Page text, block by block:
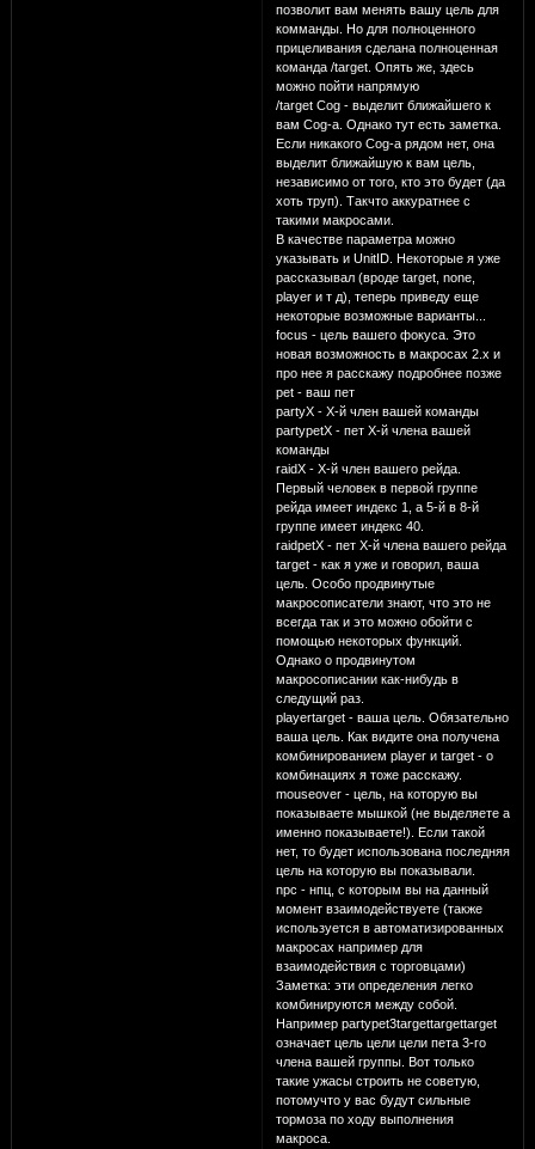
позволит вам менять вашу цель для
комманды. Но для полноценного
прицеливания сделана полноценная
команда /target. Опять же, здесь
можно пойти напрямую
/target Cog - выделит ближайшего к
вам Cog-а. Однако тут есть заметка.
Если никакого Cog-а рядом нет, она
выделит ближайшую к вам цель,
независимо от того, кто это будет (да
хоть труп). Такчто аккуратнее с
такими макросами.
В качестве параметра можно
указывать и UnitID. Некоторые я уже
рассказывал (вроде target, none,
player и т д), теперь приведу еще
некоторые возможные варианты...
focus - цель вашего фокуса. Это
новая возможность в макросах 2.х и
про нее я расскажу подробнее позже
pet - ваш пет
partyX - Х-й член вашей команды
partypetX - пет Х-й члена вашей
команды
raidX - Х-й член вашего рейда.
Первый человек в первой группе
рейда имеет индекс 1, а 5-й в 8-й
группе имеет индекс 40.
raidpetX - пет Х-й члена вашего рейда
target - как я уже и говорил, ваша
цель. Особо продвинутые
макросописатели знают, что это не
всегда так и это можно обойти с
помощью некоторых функций.
Однако о продвинутом
макросописании как-нибудь в
следущий раз.
playertarget - ваша цель. Обязательно
ваша цель. Как видите она получена
комбинированием player и target - о
комбинациях я тоже расскажу.
mouseover - цель, на которую вы
показываете мышкой (не выделяете а
именно показываете!). Если такой
нет, то будет использована последняя
цель на которую вы показывали.
npc - нпц, с которым вы на данный
момент взаимодействуете (также
используется в автоматизированных
макросах например для
взаимодействия с торговцами)
Заметка: эти определения легко
комбинируются между собой.
Например partypet3targettargettarget
означает цель цели цели пета 3-го
члена вашей группы. Вот только
такие ужасы строить не советую,
потомучто у вас будут сильные
тормоза по ходу выполнения
макроса.